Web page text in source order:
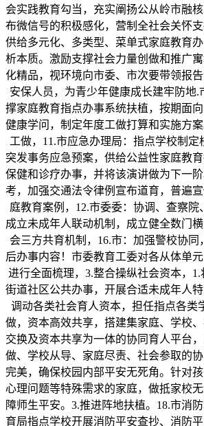
会实践教育勾当，充实阐扬公从岭市融
布微信号的积极感化，营制全社会关怀支
供给多元化、多类型、菜单式家庭教育
析本质。激励支撑社会力量创做和推广
化精品，视环境向市委、市次要带领报
安保人员，为青少年健康成长建牢防地.
撑家庭教育指点办事系统扶植，按期面
健康学问，制定年度工做打算和实施方
工做，11.市应急办理局：指点学校制定
突发事务应急预案，供给公益性家庭教
保健和诊疗办事，并将该演讲做为下一
考，加强交通法令律例宣布道育，普遍
庭教育案例，12.市委委：协调、查察院
成立未成年人联动机制，成立健全数门
会三方共育机制，16.市：加强警校协
后办事内容！市委教育工委对各从体单
进行全面梳理，3.整合操纵社会资本，
街道社区公共办事，开展合适未成年人特
调动各类社会育人资本，担任指点各类
做，资本高效共享，搭建集家庭、学校
交换及资本共享为一体的协同育人平台
做、学校从导、家庭尽责、社会参取的
完美，确保校园内部平安无死角。针对孩
心理问题等特殊需求的家庭，做抵家校
障师生平安。3.推进阵地扶植。18.市消
育局指点学校开展消防平安查抄、消防